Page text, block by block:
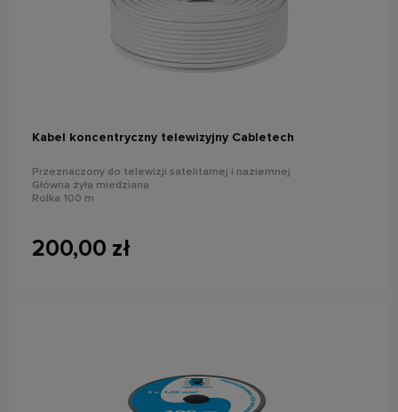
Kabel koncentryczny telewizyjny Cabletech
Przeznaczony do telewizji satelitarnej i naziemnej
Główna żyła miedziana
Rolka 100 m
200,00 zł